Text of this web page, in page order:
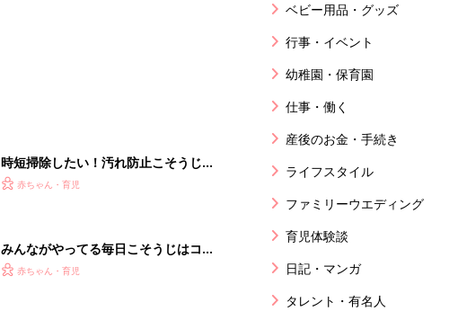
時短掃除したい！汚れ防止こそうじお
すすめワザ5選
赤ちゃん・育児
みんながやってる毎日こそうじはコ
レ！おすすめこそうじ4選
赤ちゃん・育児
ベビー用品・グッズ
行事・イベント
幼稚園・保育園
仕事・働く
産後のお金・手続き
ライフスタイル
ファミリーウエディング
育児体験談
日記・マンガ
タレント・有名人